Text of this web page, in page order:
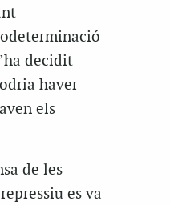
decidit
haver
els
de les
es va